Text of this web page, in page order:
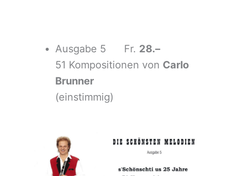
Ausgabe 5 Fr. 28.–
51 Kompositionen von Carlo
Brunner
(einstimmig)